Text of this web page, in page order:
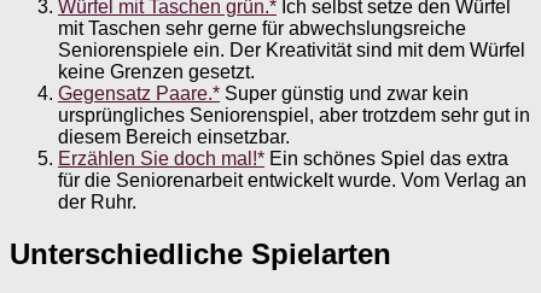
Würfel mit Taschen grün.* Ich selbst setze den Würfel
mit Taschen sehr gerne für abwechslungsreiche
Seniorenspiele ein. Der Kreativität sind mit dem Würfel
keine Grenzen gesetzt.
Gegensatz Paare.* Super günstig und zwar kein
ursprüngliches Seniorenspiel, aber trotzdem sehr gut in
diesem Bereich einsetzbar.
Erzählen Sie doch mal!* Ein schönes Spiel das extra
für die Seniorenarbeit entwickelt wurde. Vom Verlag an
der Ruhr.
Unterschiedliche Spielarten